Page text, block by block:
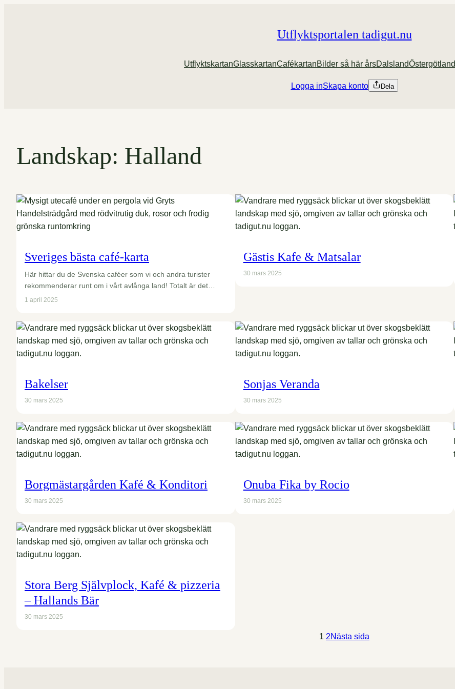
Utflyktsportalen tadigut.nu
UtflyktskartanGlasskartanCafékartanBilder så här årsDalslandÖstergötland
Logga inSkapa konto Dela
Landskap: Halland
Sveriges bästa café-karta
Här hittar du de Svenska caféer som vi och andra turister
rekommenderar runt om i vårt avlånga land! Totalt är det…
1 april 2025
Gästis Kafe & Matsalar
30 mars 2025
Bakelser
30 mars 2025
Sonjas Veranda
30 mars 2025
Borgmästargården Kafé & Konditori
30 mars 2025
Onuba Fika by Rocio
30 mars 2025
Stora Berg Självplock, Kafé & pizzeria
– Hallands Bär
30 mars 2025
1 2Nästa sida